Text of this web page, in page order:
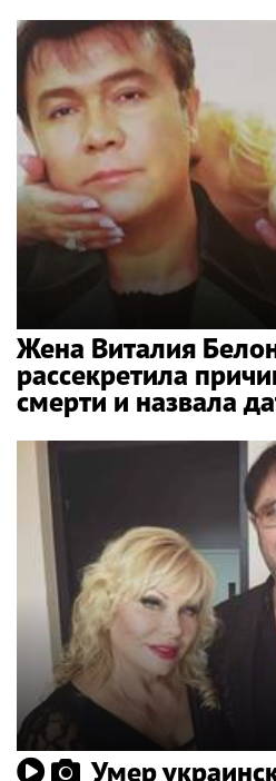
Жена Виталия
рассекретила
смерти и назвала
Умер